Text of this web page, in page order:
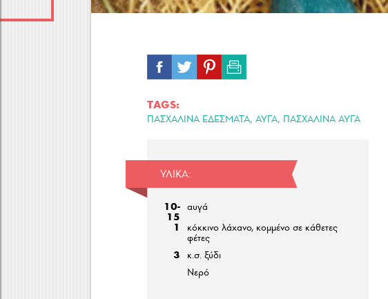
TAGS:
ΠΑΣΧΑΛΙΝΑ ΕΔΕΣΜΑΤΑ, ΑΥΓΑ, ΠΑΣΧΑΛΙΝΆ ΑΥΓΆ
ΥΛΙΚΆ:
10-
15
αυγά
1
κόκκινο λάχανο, κομμένο σε κάθετες
φέτες
3
κ.σ. ξύδι
Νερό